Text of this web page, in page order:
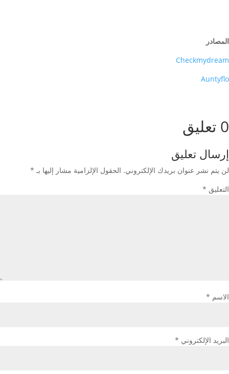
المصادر
Checkmydream
Auntyflo
0 تعليق
إرسال تعليق
لن يتم نشر عنوان بريدك الإلكتروني. الحقول الإلزامية مشار إليها بـ *
التعليق *
الاسم *
البريد الإلكتروني *